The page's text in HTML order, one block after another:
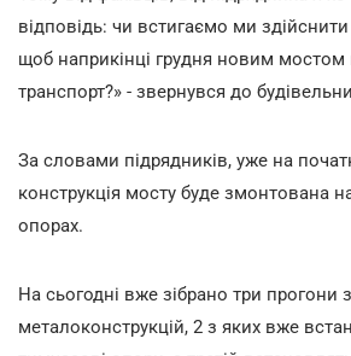
відповідь: чи встигаємо ми здійснити
щоб наприкінці грудня новим мостом
транспорт?» - звернувся до
За словами підрядників, уже на
конструкція мосту буде змонтована
опорах.
На сьогодні вже зібрано три прогони з
металоконструкцій, 2 з яких вже